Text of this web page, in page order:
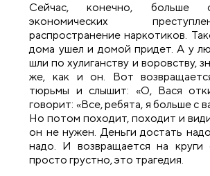
Сейчас, конечно, больше
экономических
распространение наркотиков.
дома ушел и домой придет. А у
шли по хулиганству и воровству,
же, как и он. Вот
тюрьмы и слышит: «О, Вася
говорит: «Все, ребята, я больше с
Но потом походит, походит и
он не нужен. Деньги достать
надо. И возвращается на
просто грустно, это трагедия.